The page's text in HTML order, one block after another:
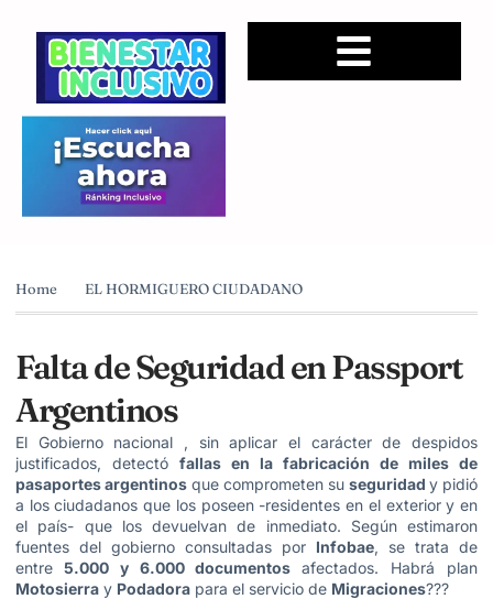
Home EL HORMIGUERO CIUDADANO
Falta de Seguridad en Passport
Argentinos
El Gobierno nacional , sin aplicar el carácter de despidos
justificados, detectó fallas en la fabricación de miles de
pasaportes argentinos que comprometen su seguridad y pidió
a los ciudadanos que los poseen -residentes en el exterior y en
el país- que los devuelvan de inmediato. Según estimaron
fuentes del gobierno consultadas por Infobae, se trata de
entre 5.000 y 6.000 documentosafectados. Habrá plan
Motosierra y Podadora para el servicio de Migraciones???